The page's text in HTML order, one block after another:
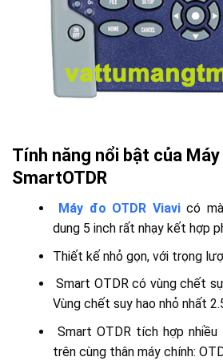
Tính năng nổi bật của
SmartOTDR
Máy đo OTDR Viavicó
dung 5 inch rất nhạy kết hợp
Thiết kế nhỏ gọn, với trọng
Smart OTDR có vùng chết
Vùng chết suy hao nhỏ nhất
Smart OTDR tích hợp
trên cùng thân máy chính: